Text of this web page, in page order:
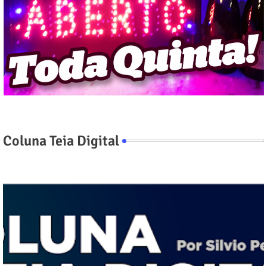
Coluna Teia Digital